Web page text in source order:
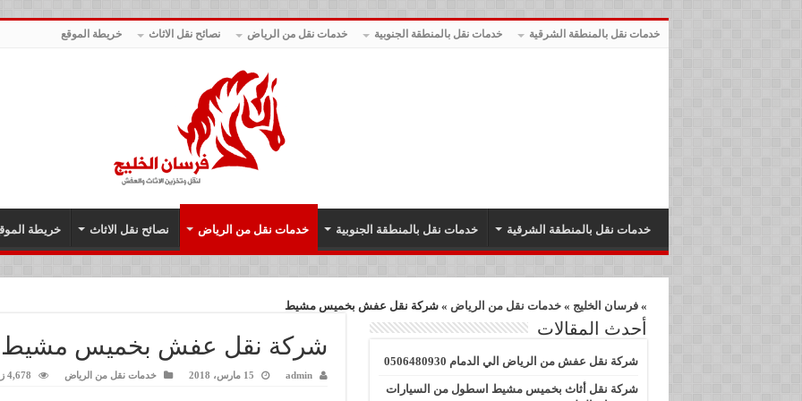
خدمات نقل بالمنطقة الشرقية خدمات نقل بالمنطقة الجنوبية خدمات نقل من الرياض نصائح نقل الاثاث خريطة الموقع
خدمات نقل بالمنطقة الشرقية خدمات نقل بالمنطقة الجنوبية خدمات نقل من الرياض نصائح نقل الاثاث خريطة
»فرسان الخليج »خدمات نقل من الرياض »شركة نقل عفش بخميس مشيط
شركة نقل عفش بخميس مشيط
admin 15 مارس، 2018 خدمات نقل من الرياض 4,678 زيارة
أحدث المقالات
شركة نقل عفش من الرياض الي الدمام 0506480930
شركة نقل أثاث بخميس مشيط اسطول من السيارات